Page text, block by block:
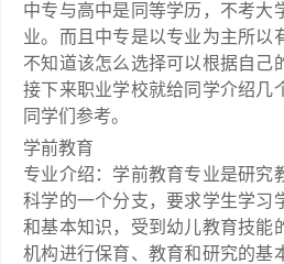
中专与高中是同等学历，不考大
业。而且中专是以专业为主所以
不知道该怎么选择可以根据自己
接下来职业学校就给同学介绍几
同学们参考。
学前教育
专业介绍：学前教育专业是研究
科学的一个分支，要求学生学习
和基本知识，受到幼儿教育技能
机构进行保育、教育和研究的基